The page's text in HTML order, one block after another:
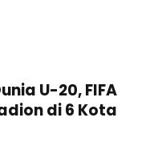
U-20, FIFA
di 6 Kota